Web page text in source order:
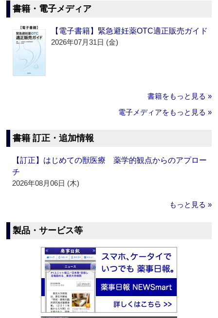
書籍・電子メディア
【電子書籍】緊急避妊薬OTC適正販売ガイド
2026年07月31日 (金)
書籍をもっと見る »
電子メディアをもっと見る »
書籍 訂正・追加情報
【訂正】はじめての獣医療 薬学的観点からのアプロー
チ
2026年08月06日 (木)
もっと見る »
製品・サービス等